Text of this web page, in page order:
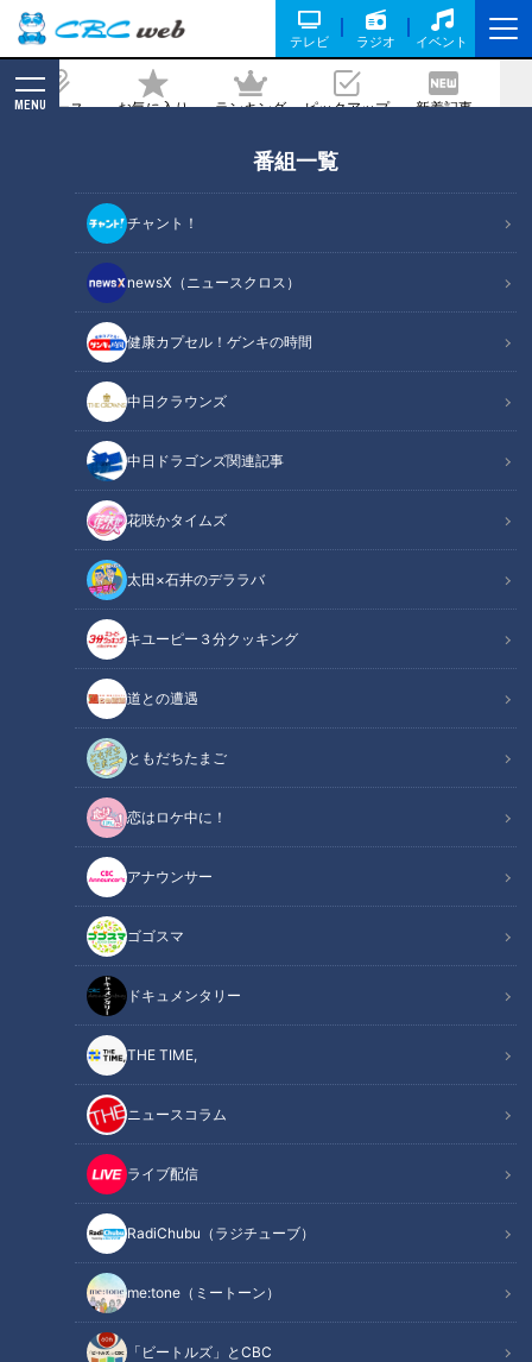
テレビ ラジオ イベント
ニュース お気に入り ランキング ピックアップ 新着記事
MENU
番組一覧
チャント！
newsX（ニュースクロス）
健康カプセル！ゲンキの時間
中日クラウンズ
中日ドラゴンズ関連記事
花咲かタイムズ
太田×石井のデララバ
キユーピー３分クッキング
道との遭遇
ともだちたまご
恋はロケ中に！
アナウンサー
ゴゴスマ
ドキュメンタリー
THE TIME,
ニュースコラム
ライブ配信
RadiChubu（ラジチューブ）
me:tone（ミートーン）
「ビートルズ」とCBC
の郷土料理“みかん鍋”に驚き…グラビア
アイドル・三田悠貴の軽トラ本州縦断の
2025/04/17 06:03
2025年4月1日放送
CBCテレビ『道との遭遇』
道との遭遇
「道との遭遇」記事
全国の道に特化したバラエティ番組『道との遭遇』のコーナー
『軽トラ女子 下道旅』では、軽トラックを所有するグラビア
アイドル・三田悠貴が軽トラックに乗って本州を縦断。山口県
から青森県を目指し、ご当地グルメを爆食いしながら、そこで
しか見られない絶景を楽しみます。
関連リンク
【動画】鍋の中でみかんが“ぐつぐつ”！三田
「めっちゃおいしい」と感激…皮ごと食べる
「みかん鍋」はこちら【1分27秒～】
鍋に丸ごとみかん！？初めての「みかん鍋」に感激！
寒さに負けずトゥクトゥクで周防大島を巡る
オススメ関連コンテンツ